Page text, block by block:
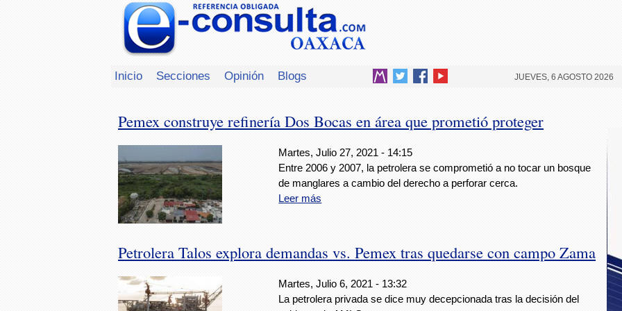
Inicio Secciones Opinión Blogs JUEVES, 6 AGOSTO 2026
Pemex construye refinería Dos Bocas en área que prometió proteger
Martes, Julio 27, 2021 - 14:15
Entre 2006 y 2007, la petrolera se comprometió a no tocar un bosque
de manglares a cambio del derecho a perforar cerca.
Leer más
Petrolera Talos explora demandas vs. Pemex tras quedarse con campo Zama
Martes, Julio 6, 2021 - 13:32
La petrolera privada se dice muy decepcionada tras la decisión del